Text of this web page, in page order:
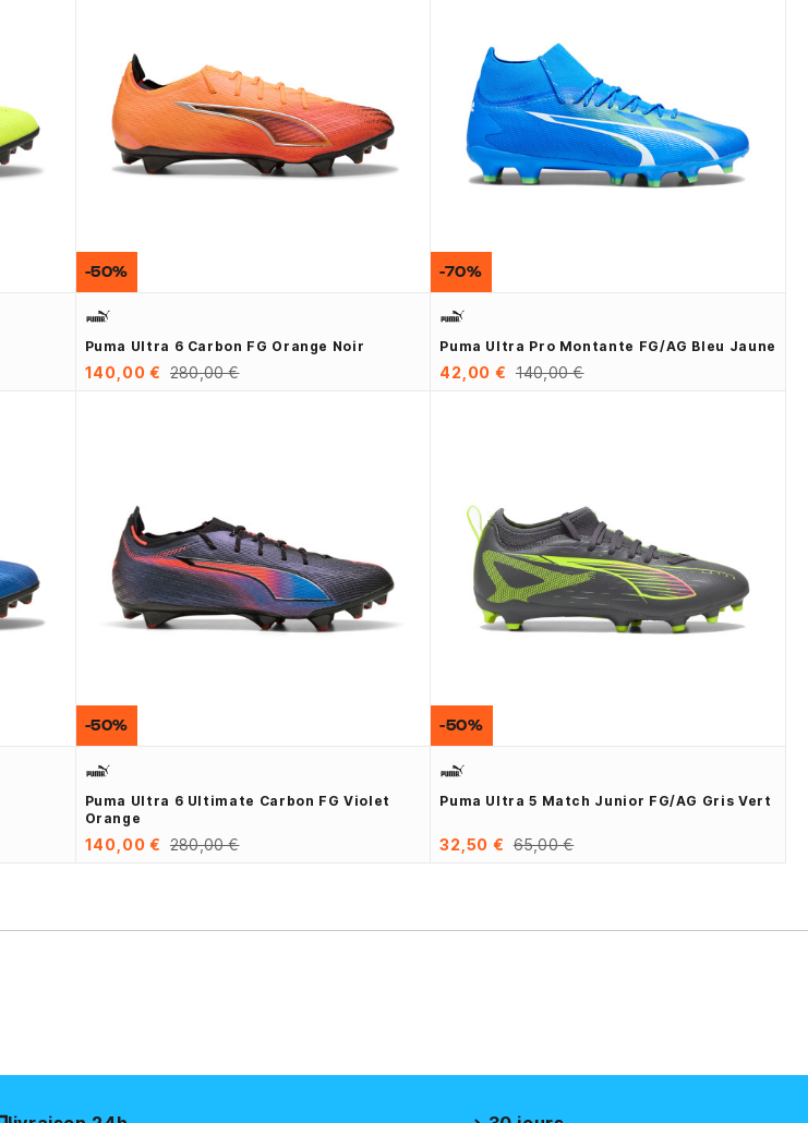
Puma Ultra 6 Carbon FG Orange Noir
140,00 € 280,00 €
-50%
Puma Ultra Pro Montante FG/AG Bleu Jaune
42,00 € 140,00 €
-70%
Puma Ultra 6 Ultimate Carbon FG Violet
Orange
140,00 € 280,00 €
-50%
Puma Ultra 5 Match Junior FG/AG Gris Vert
32,50 € 65,00 €
-50%